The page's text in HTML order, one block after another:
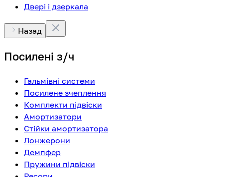
Двері і дзеркала
Назад
Посилені з/ч
Гальмівні системи
Посилене зчеплення
Комплекти підвіски
Амортизатори
Стійки амортизатора
Лонжерони
Демпфер
Пружини підвіски